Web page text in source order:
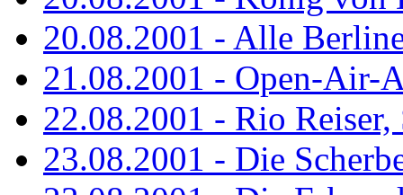
20.08.2001 - Alle
21.08.2001 - Open-Air-
22.08.2001 - Rio
23.08.2001 - Die